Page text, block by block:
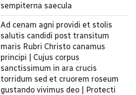
sempiterna saecula
Ad cenam agni providi et stolis
salutis candidi post transitum
maris Rubri Christo canamus
principi | Cujus corpus
sanctissimum in ara crucis
torridum sed et cruorem roseum
gustando vivimus deo | Protecti